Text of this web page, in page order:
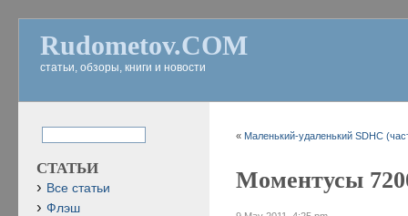
Rudometov.COM
статьи, обзоры, книги и новости
« Маленький-удаленький SDHC
Моментусы
СТАТЬИ
Все статьи
Флэш